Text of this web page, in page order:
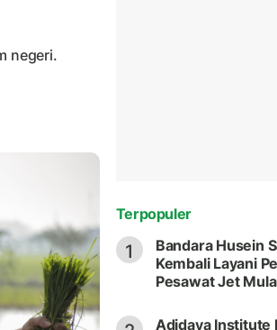
negeri.
Terpopuler
1
Bandara Husein
Kembali Layani
Pesawat Jet
Adidaya Institute